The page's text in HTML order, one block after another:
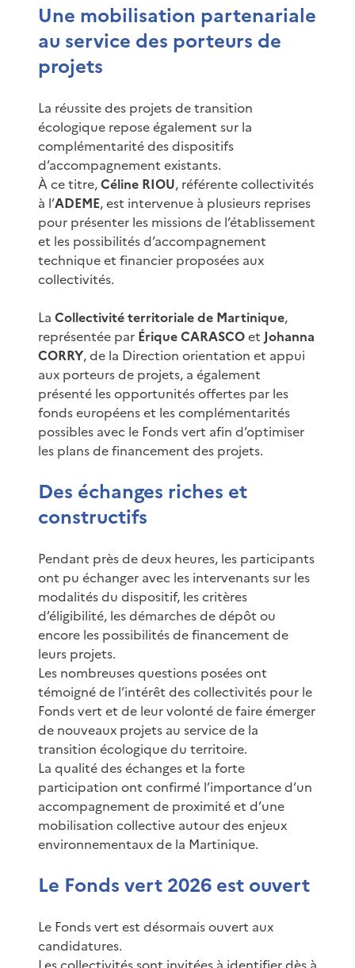
Une mobilisation partenariale
au service des porteurs de
projets
La réussite des projets de transition
écologique repose également sur la
complémentarité des dispositifs
d’accompagnement existants.
À ce titre,Céline RIOU, référente collectivités
à l’ADEME, est intervenue à plusieurs reprises
pour présenter les missions de l’établissement
et les possibilités d’accompagnement
technique et financier proposées aux
collectivités.
La Collectivité territoriale de Martinique,
représentée par Érique CARASCOet Johanna
CORRY, de la Direction orientation et appui
aux porteurs de projets, a également
présenté les opportunités offertes par les
fonds européens et les complémentarités
possibles avec le Fonds vert afin d’optimiser
les plans de financement des projets.
Des échanges riches et
constructifs
Pendant près de deux heures, les participants
ont pu échanger avec les intervenants sur les
modalités du dispositif, les critères
d’éligibilité, les démarches de dépôt ou
encore les possibilités de financement de
leurs projets.
Les nombreuses questions posées ont
témoigné de l’intérêt des collectivités pour le
Fonds vert et de leur volonté de faire émerger
de nouveaux projets au service de la
transition écologique du territoire.
La qualité des échanges et la forte
participation ont confirmé l’importance d’un
accompagnement de proximité et d’une
mobilisation collective autour des enjeux
environnementaux de la Martinique.
Le Fonds vert 2026 est ouvert
Le Fonds vert est désormais ouvert aux
candidatures.